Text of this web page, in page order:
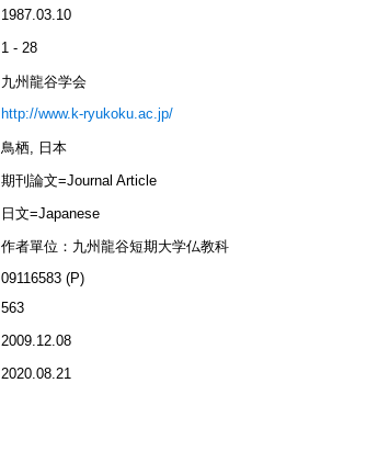
1987.03.10
1 - 28
九州龍谷学会
http://www.k-ryukoku.ac.jp/
鳥栖, 日本
期刊論文=Journal Article
日文=Japanese
作者單位：九州龍谷短期大学仏教科
09116583 (P)
563
2009.12.08
2020.08.21